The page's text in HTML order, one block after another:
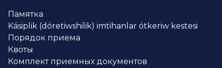
Памятка
Kásiplik (dóretiwshilik) imtihanlar ótkeriw kestesi
Порядок приема
Квоты
Комплект приемных документов